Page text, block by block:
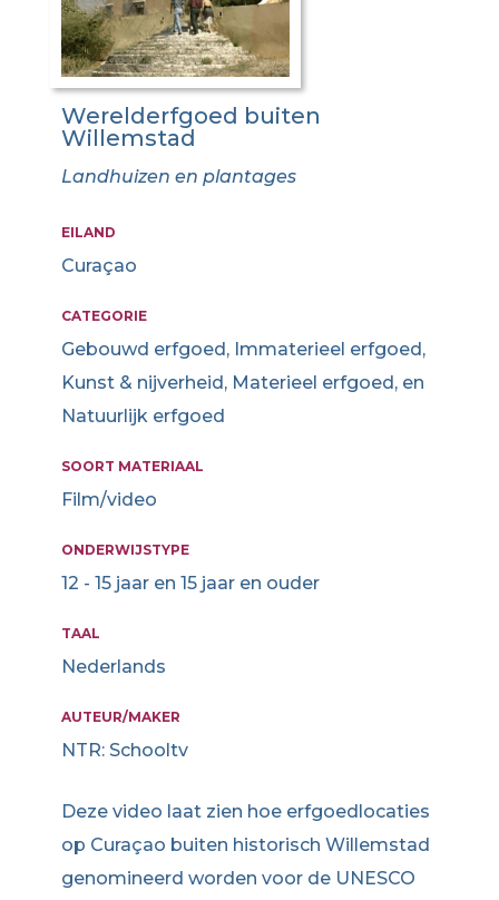
Werelderfgoed buiten
Willemstad
Landhuizen en plantages
EILAND
Curaçao
CATEGORIE
Gebouwd erfgoed, Immaterieel erfgoed,
Kunst & nijverheid, Materieel erfgoed, en
Natuurlijk erfgoed
SOORT MATERIAAL
Film/video
ONDERWIJSTYPE
12 - 15 jaar en 15 jaar en ouder
TAAL
Nederlands
AUTEUR/MAKER
NTR: Schooltv
Deze video laat zien hoe erfgoedlocaties
op Curaçao buiten historisch Willemstad
genomineerd worden voor de UNESCO